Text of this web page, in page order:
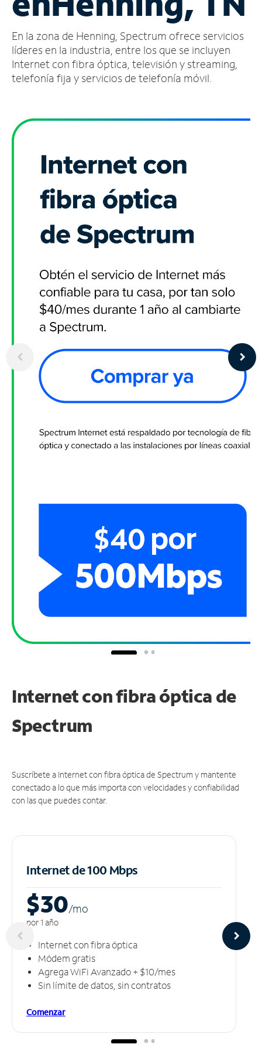
cuenta
Encuentra
una
tienda
En la zona de Henning, Spectrum ofrece servicios
líderes en la industria, entre los que se incluyen
Internet con fibra óptica, televisión y streaming,
telefonía fija y servicios de telefonía móvil.
Internet con fibra óptica de
Spectrum
Suscríbete a Internet con fibra óptica de Spectrum y mantente
conectado a lo que más importa con velocidades y confiabilidad
con las que puedes contar.
Internet de 100 Mbps
$30/mo
por 1 año
Internet con fibra óptica
Módem gratis
Agrega WiFi Avanzado + $10/mes
Sin límite de datos, sin contratos
Comenzar